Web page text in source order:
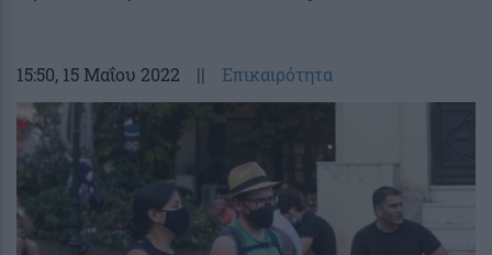
15:50, 15 Μαΐου 2022 || Επικαιρότητα